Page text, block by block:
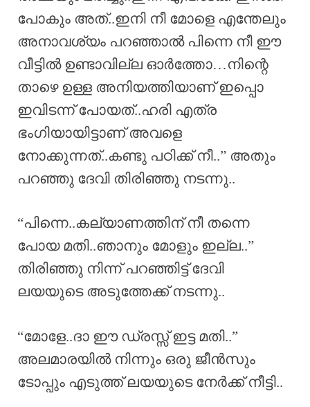
പോകും അത്..ഇനി നീ മോളെ എന്തേലും
അനാവശ്യം പറഞ്ഞാൽ പിന്നെ നീ ഈ
വീട്ടിൽ ഉണ്ടാവില്ല ഓർത്തോ…നിന്റെ
താഴെ ഉള്ള അനിയത്തിയാണ് ഇപ്പൊ
ഇവിടന്ന് പോയത്..ഹരി എത്ര
ഭംഗിയായിട്ടാണ് അവളെ
നോക്കുന്നത്..കണ്ടു പഠിക്ക് നീ..” അതും
പറഞ്ഞു ദേവി തിരിഞ്ഞു നടന്നു..
“പിന്നെ..കല്യാണത്തിന് നീ തന്നെ
പോയ മതി..ഞാനും മോളും ഇല്ല..”
തിരിഞ്ഞു നിന്ന് പറഞ്ഞിട്ട് ദേവി
ലയയുടെ അടുത്തേക്ക് നടന്നു..
“മോളേ..ദാ ഈ ഡ്രസ്സ്‌ ഇട്ട മതി..”
അലമാരയിൽ നിന്നും ഒരു ജീൻസും
ടോപ്പും എടുത്ത് ലയയുടെ നേർക്ക് നീട്ടി..